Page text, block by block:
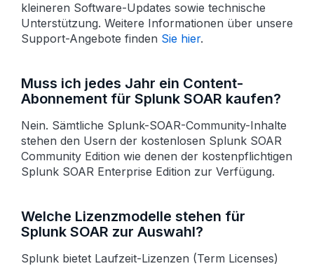
kleineren Software-Updates sowie technische
Unterstützung. Weitere Informationen über unsere
Support-Angebote finden Sie hier.
Muss ich jedes Jahr ein Content-
Abonnement für Splunk SOAR kaufen?
Nein. Sämtliche Splunk-SOAR-Community-Inhalte
stehen den Usern der kosten­losen Splunk SOAR
Community Edition wie denen der kosten­pflichtigen
Splunk SOAR Enterprise Edition zur Verfügung.
Welche Lizenzmodelle stehen für
Splunk SOAR zur Auswahl?
Splunk bietet Laufzeit-Lizenzen (Term Licenses)